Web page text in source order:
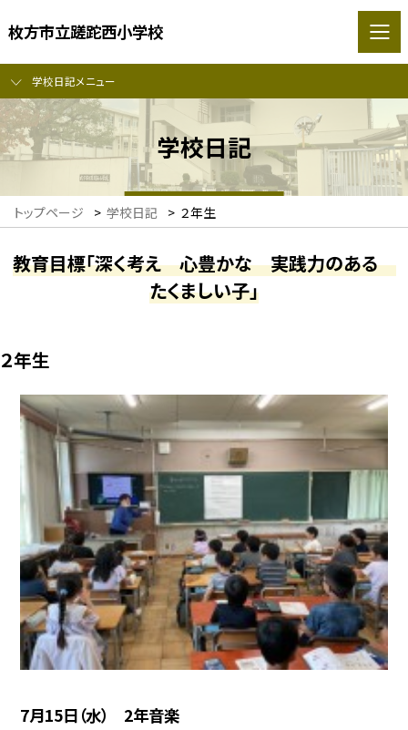
枚方市立蹉跎西小学校
学校日記メニュー
学校日記
トップページ > 学校日記 > ２年生
教育目標「深く考え 心豊かな 実践力のある
たくましい子」
２年生
7月15日（水） 2年音楽